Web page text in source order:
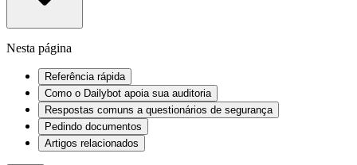
Nesta página
Referência rápida
Como o Dailybot apoia sua auditoria
Respostas comuns a questionários de segurança
Pedindo documentos
Artigos relacionados